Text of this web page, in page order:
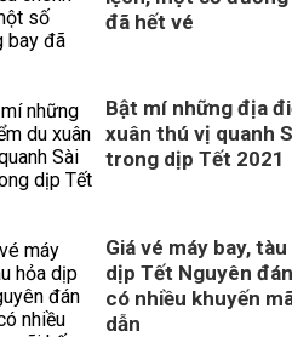
đã hết vé
Bật mí những địa
xuân thú vị quanh
trong dịp Tết 2021
Giá vé máy bay,
dịp Tết Nguyên
có nhiều khuyến
dẫn